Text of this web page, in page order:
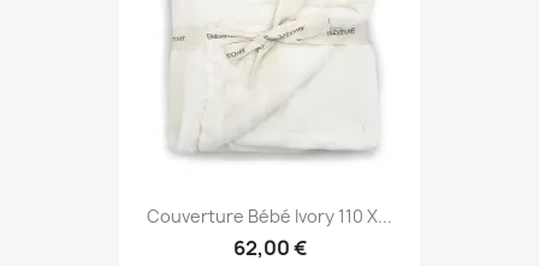
Couverture Bébé Ivory 110 X...
62,00 €